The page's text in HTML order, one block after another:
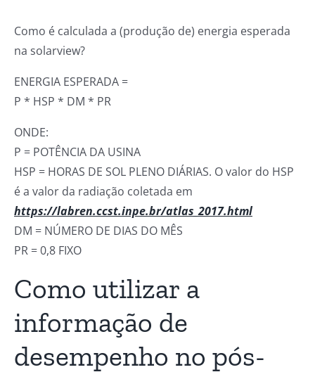
Como é calculada a (produção de) energia esperada
na solarview?
ENERGIA ESPERADA =
P * HSP * DM * PR
ONDE:
P = POTÊNCIA DA USINA
HSP = HORAS DE SOL PLENO DIÁRIAS. O valor do HSP
é a valor da radiação coletada em
https://labren.ccst.inpe.br/atlas_2017.html
DM = NÚMERO DE DIAS DO MÊS
PR = 0,8 FIXO
Como utilizar a
informação de
desempenho no pós-